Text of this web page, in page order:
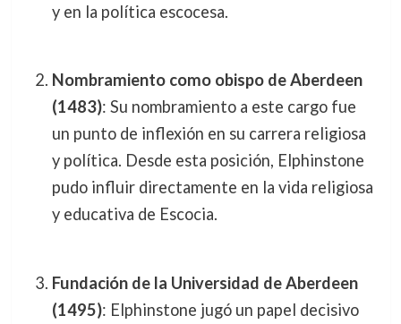
y en la política escocesa.
Nombramiento como obispo de Aberdeen
(1483): Su nombramiento a este cargo fue
un punto de inflexión en su carrera religiosa
y política. Desde esta posición, Elphinstone
pudo influir directamente en la vida religiosa
y educativa de Escocia.
Fundación de la Universidad de Aberdeen
(1495): Elphinstone jugó un papel decisivo